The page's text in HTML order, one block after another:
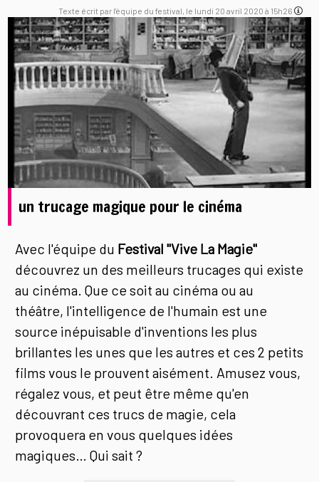
Texte écrit par l'équipe du festival, le lundi 20 avril 2020 à 15h26
un trucage magique pour le cinéma
Avec l'équipe du Festival "Vive La Magie"
découvrez un des meilleurs trucages qui existe
au cinéma. Que ce soit au cinéma ou au
théâtre, l'intelligence de l'humain est une
source inépuisable d'inventions les plus
brillantes les unes que les autres et ces 2 petits
films vous le prouvent aisément. Amusez vous,
régalez vous, et peut être même qu'en
découvrant ces trucs de magie, cela
provoquera en vous quelques idées
magiques… Qui sait ?